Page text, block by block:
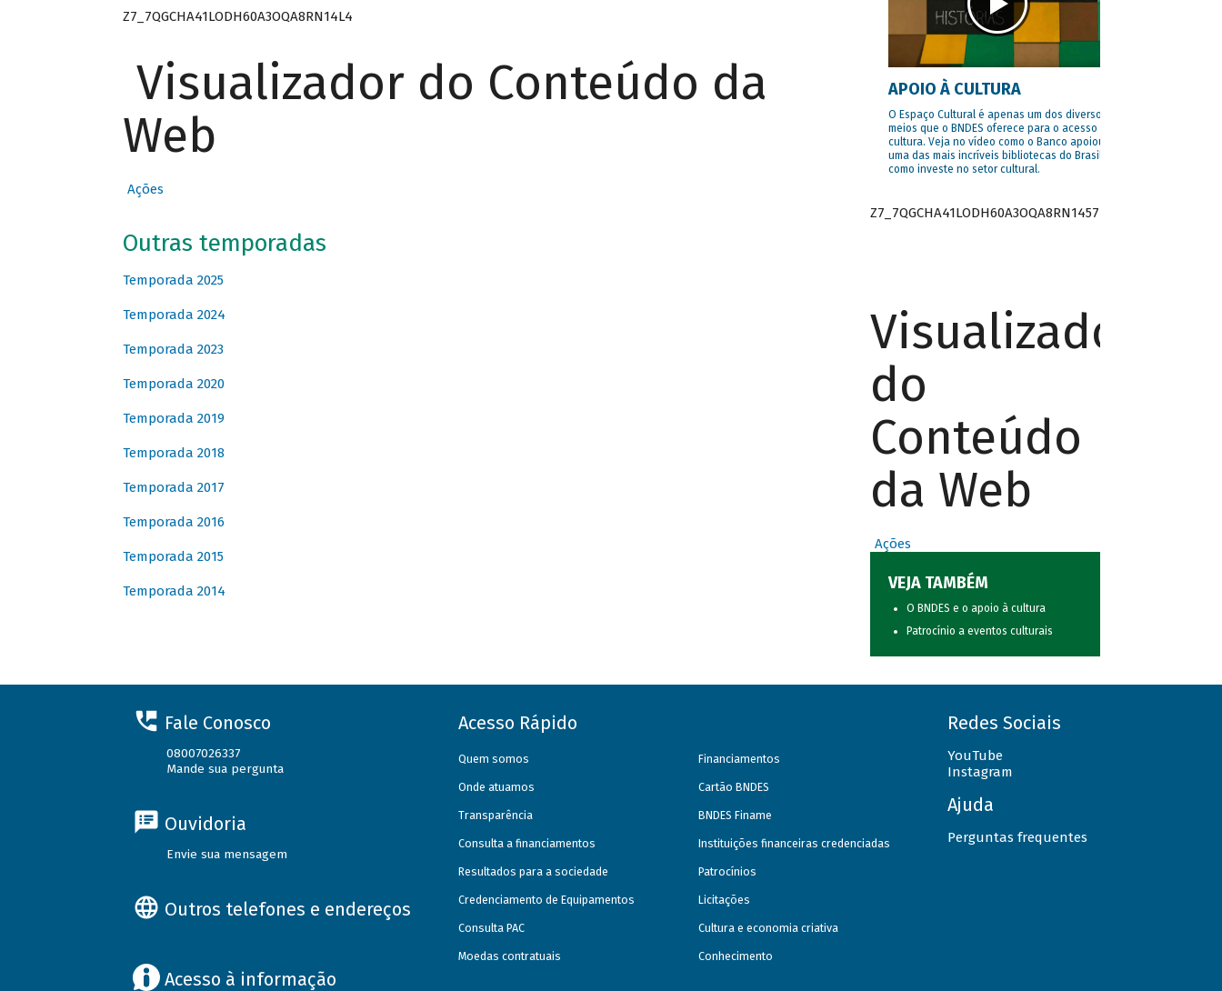
Z7_7QGCHA41LODH60A3OQA8RN14L4
Visualizador do Conteúdo da
Web
Ações
Outras temporadas
Temporada 2025
Temporada 2024
Temporada 2023
Temporada 2020
Temporada 2019
Temporada 2018
Temporada 2017
Temporada 2016
Temporada 2015
Temporada 2014
APOIO À CULTURA
O Espaço Cultural é apenas um dos diversos
meios que o BNDES oferece para o acesso à
cultura. Veja no vídeo como o Banco apoiou
uma das mais incríveis bibliotecas do Brasil e
como investe no setor cultural.
Z7_7QGCHA41LODH60A3OQA8RN1457
Visualizador
do
Conteúdo
da Web
Ações
VEJA TAMBÉM
O BNDES e o apoio à cultura
Patrocínio a eventos culturais
Fale Conosco
08007026337
Mande sua pergunta
Ouvidoria
Envie sua mensagem
Outros telefones e endereços
Acesso à informação
Acesso Rápido
Quem somos
Onde atuamos
Transparência
Consulta a financiamentos
Resultados para a sociedade
Credenciamento de Equipamentos
Consulta PAC
Moedas contratuais
Financiamentos
Cartão BNDES
BNDES Finame
Instituições financeiras credenciadas
Patrocínios
Licitações
Cultura e economia criativa
Conhecimento
Redes Sociais
YouTube
Instagram
Ajuda
Perguntas frequentes